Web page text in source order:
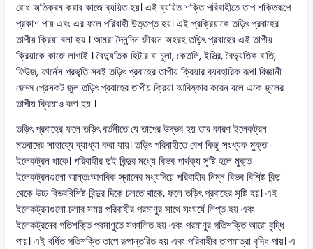
রোধ অতিক্রম করার কাজে ব্যয়িত হয়। এই ব্যয়িত শক্তি পরিবাহীতে তাপ শক্তিরূপে
প্রকাশ পায় এবং এর ফলে পরিবাহী উত্তপ্ত হয়। এই প্রক্রিয়াকে তড়িৎ প্রবাহের
তাপীয় ক্রিয়া বলা হয় । আমরা দৈনন্দিন জীবনে অহরহ তড়িৎ প্রবাহের এই তাপীয়
ক্রিয়াকে কাজে লাগাই । বৈদ্যুতিক হিটার বা চুলা, কেতলি, ইস্ত্রি, বৈদ্যুতিক বাতি,
ফিউজ, ফার্নেস প্রভৃতি সবই তড়িৎ প্রবাহের তাপীয় ক্রিয়ার ব্যবহারিক রূপ। বিজ্ঞানী
জেম্স প্রেসকট জুল তড়িৎ প্রবাহের তাপীয় ক্রিয়া আবিষ্কার করেন বলে একে জুলের
তাপীয় ক্রিয়াও বলা হয় ।
তড়িৎ প্রবাহের ফলে তড়িৎ বর্তনীতে যে তাপের উদ্ভব হয় তার কারণ ইলেকট্রন
মতবাদের সাহায্যে ব্যাখ্যা করা যায়। তড়িৎ পরিবাহীতে বেশ কিছু সংখ্যক মুক্ত
ইলেকট্রন থাকে। পরিবাহীর দুই বিন্দুর মধ্যে বিভব পার্থক্য সৃষ্টি হলে মুক্ত
ইলেকট্রনগুলো আন্তঃআণবিক স্থানের মধ্যদিয়ে পরিবাহীর নিম্ন বিভব বিশিষ্ট বিন্দু
থেকে উচ্চ বিভববিশিষ্ট বিন্দুর দিকে চলতে থাকে, ফলে তড়িৎ প্রবাহের সৃষ্টি হয়। এই
ইলেকট্রনগুলো চলার সময় পরিবাহীর পরমাণুর সাথে সংঘর্ষে লিপ্ত হয় এবং
ইলেকট্রনের গতিশক্তি পরমাণুতে সঞ্চালিত হয় এবং পরমাণুর গতিশক্তি আরো বৃদ্ধি
পায়। এই বর্ধিত গতিশক্তি তাপে রূপান্তরিত হয় এবং পরিবাহীর তাপমাত্রা বৃদ্ধি পায়। এ